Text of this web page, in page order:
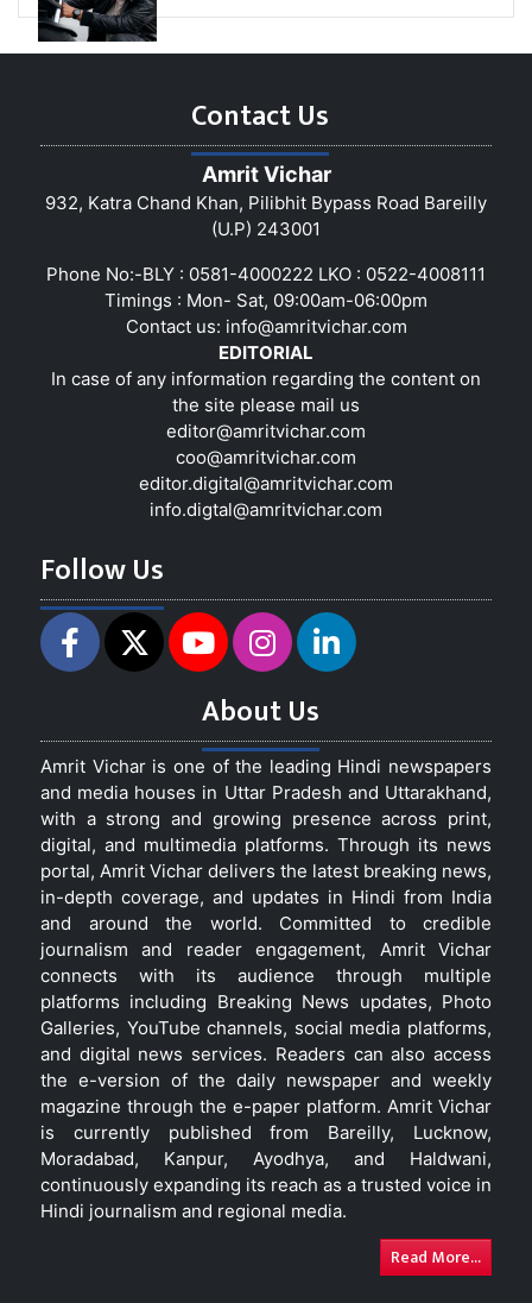
Contact Us
Amrit Vichar
932, Katra Chand Khan, Pilibhit Bypass Road Bareilly
(U.P) 243001
Phone No:-BLY : 0581-4000222 LKO : 0522-4008111
Timings : Mon- Sat, 09:00am-06:00pm
Contact us: info@amritvichar.com
EDITORIAL
In case of any information regarding the content on
the site please mail us
editor@amritvichar.com
coo@amritvichar.com
editor.digital@amritvichar.com
info.digtal@amritvichar.com
Follow Us
About Us
Amrit Vichar is one of the leading Hindi newspapers
and media houses in Uttar Pradesh and Uttarakhand,
with a strong and growing presence across print,
digital, and multimedia platforms. Through its news
portal, Amrit Vichar delivers the latest breaking news,
in-depth coverage, and updates in Hindi from India
and around the world. Committed to credible
journalism and reader engagement, Amrit Vichar
connects with its audience through multiple
platforms including Breaking News updates, Photo
Galleries, YouTube channels, social media platforms,
and digital news services. Readers can also access
the e-version of the daily newspaper and weekly
magazine through the e-paper platform. Amrit Vichar
is currently published from Bareilly, Lucknow,
Moradabad, Kanpur, Ayodhya, and Haldwani,
continuously expanding its reach as a trusted voice in
Hindi journalism and regional media.
Read More...